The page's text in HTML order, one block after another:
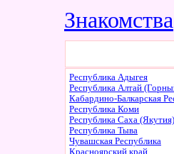
Знакомства
Республика Адыгея
Республика Алтай
Кабардино-Балкарская
Республика Коми
Республика Саха (Якутия)
Республика Тыва
Чувашская Республика
Красноярский край